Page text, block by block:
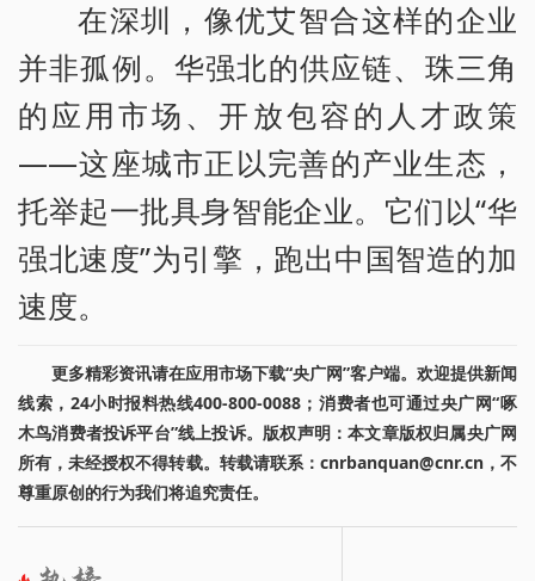
在深圳，像优艾智合这样的企业
并非孤例。华强北的供应链、珠三角
的应用市场、开放包容的人才政策
——这座城市正以完善的产业生态，
托举起一批具身智能企业。它们以“华
强北速度”为引擎，跑出中国智造的加
速度。
更多精彩资讯请在应用市场下载“央广网”客户端。欢迎提供新闻
线索，24小时报料热线400-800-0088；消费者也可通过央广网“啄
木鸟消费者投诉平台”线上投诉。版权声明：本文章版权归属央广网
所有，未经授权不得转载。转载请联系：cnrbanquan@cnr.cn，不
尊重原创的行为我们将追究责任。